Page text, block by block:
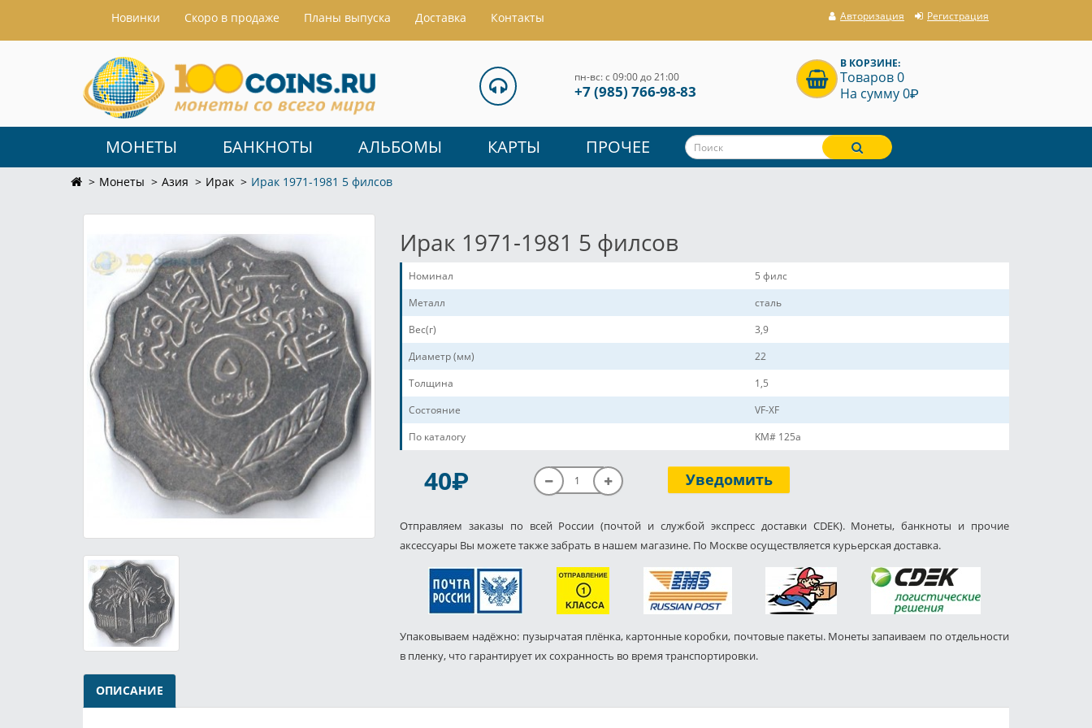
Hовинки Скоро в продаже Планы выпуска Доставка Контакты Авторизация Регистрация
пн-вс: с 09:00 до 21:00
+7 (985) 766-98-83
В КОРЗИНЕ:
Товаров 0
На сумму 0P
МОНЕТЫ БАНКНОТЫ АЛЬБОМЫ КАРТЫ ПРОЧЕЕ
Монеты Азия Ирак Ирак 1971-1981 5 филсов
Ирак 1971-1981 5 филсов
Номинал
5 филс
Металл
сталь
Вес(г)
3,9
Диаметр (мм)
22
Толщина
1,5
Состояние
VF-XF
По каталогу
KM# 125a
40P Уведомить
Отправляем заказы по всей России (почтой и службой экспресс доставки CDEK). Монеты, банкноты и прочие
аксессуары Вы можете также забрать в нашем магазине. По Москве осуществляется курьерская доставка.
Упаковываем надёжно: пузырчатая плёнка, картонные коробки, почтовые пакеты. Монеты запаиваем по отдельности
в пленку, что гарантирует их сохранность во время транспортировки.
ОПИСАНИЕ